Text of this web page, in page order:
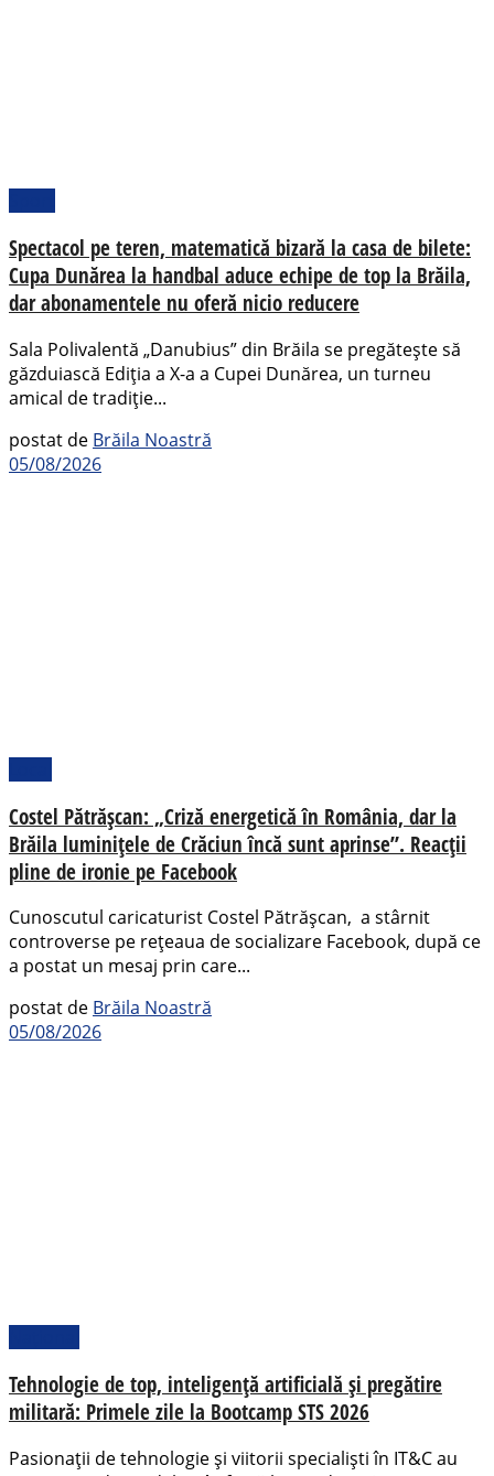
Spectacol pe teren, matematică bizară la casa de bilete:
Cupa Dunărea la handbal aduce echipe de top la Brăila,
dar abonamentele nu oferă nicio reducere
Sala Polivalentă „Danubius” din Brăila se pregătește să
găzduiască Ediția a X-a a Cupei Dunărea, un turneu
amical de tradiție...
postat de Brăila Noastră
05/08/2026
Costel Pătrășcan: „Criză energetică în România, dar la
Brăila luminițele de Crăciun încă sunt aprinse”. Reacții
pline de ironie pe Facebook
Cunoscutul caricaturist Costel Pătrășcan, a stârnit
controverse pe rețeaua de socializare Facebook, după ce
a postat un mesaj prin care...
postat de Brăila Noastră
05/08/2026
Tehnologie de top, inteligență artificială și pregătire
militară: Primele zile la Bootcamp STS 2026
Pasionații de tehnologie și viitorii specialiști în IT&C au